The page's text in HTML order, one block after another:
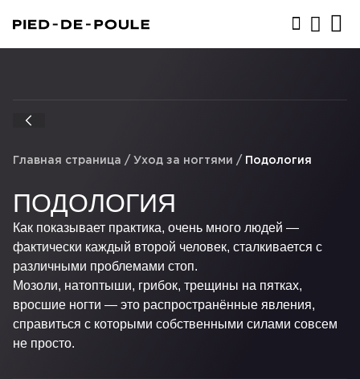
Главная страница / Уход за ногтями / Подология
ПОДОЛОГИЯ
Как показывает практика, очень много людей —
фактически каждый второй человек, сталкивается с
различными проблемами стоп.
Мозоли, натоптыши, грибок, трещины на пятках,
вросшие ногти — это распространённые явления,
справиться с которыми собственными силами совсем
не просто.